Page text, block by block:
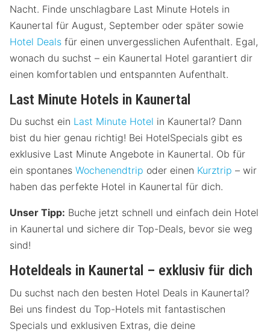
Nacht. Finde unschlagbare Last Minute Hotels in
Kaunertal für August, September oder später sowie
Hotel Deals für einen unvergesslichen Aufenthalt. Egal,
wonach du suchst – ein Kaunertal Hotel garantiert dir
einen komfortablen und entspannten Aufenthalt.
Last Minute Hotels in Kaunertal
Du suchst ein Last Minute Hotel in Kaunertal? Dann
bist du hier genau richtig! Bei HotelSpecials gibt es
exklusive Last Minute Angebote in Kaunertal. Ob für
ein spontanes Wochenendtrip oder einen Kurztrip – wir
haben das perfekte Hotel in Kaunertal für dich.
Unser Tipp: Buche jetzt schnell und einfach dein Hotel
in Kaunertal und sichere dir Top-Deals, bevor sie weg
sind!
Hoteldeals in Kaunertal – exklusiv für dich
Du suchst nach den besten Hotel Deals in Kaunertal?
Bei uns findest du Top-Hotels mit fantastischen
Specials und exklusiven Extras, die deine